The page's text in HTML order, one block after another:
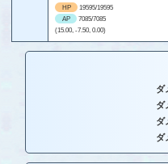
HP
19595/19595
AP
7085/7085
(15.00, -7.50, 0.00)
ダ
ダ
ダ
ダ